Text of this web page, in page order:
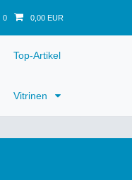
0 0,00 EUR
Top-Artikel
Vitrinen